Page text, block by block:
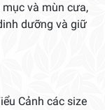
và mùn cưa,
dưỡng và giữ
Cảnh các size